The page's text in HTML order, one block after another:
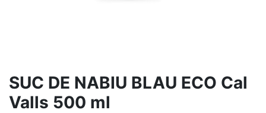
SUC DE NABIU BLAU ECO Cal
Valls 500 ml